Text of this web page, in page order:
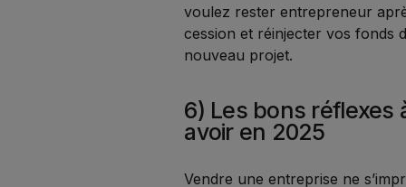
voulez rester entrepreneur
cession et réinjecter vos fonds
nouveau projet.
6) Les bons réflexes
avoir en 2025
Vendre une entreprise ne